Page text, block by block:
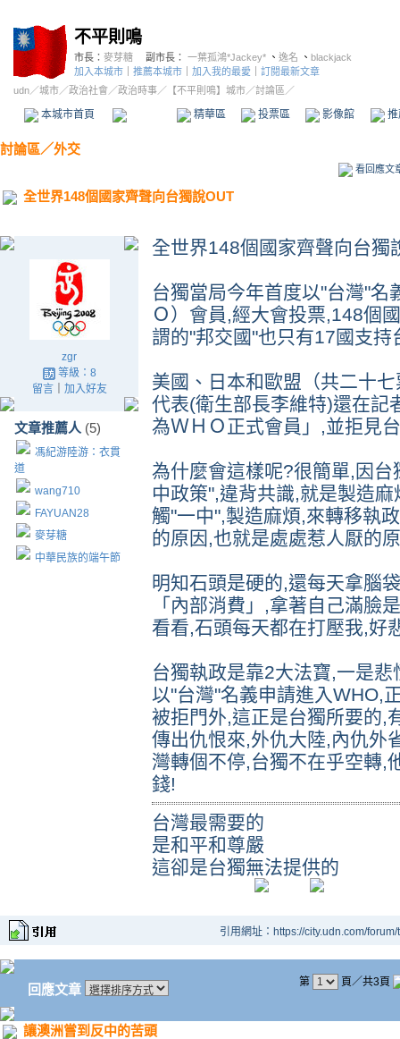
不平則鳴
市長： 麥芽糖 副市長： 一葉孤鴻*Jackey* 、 逸名 、 blackjack
加入本城市
推薦本城市 加入我的最愛
訂閱最新文章
udn／城市／政治社會 ／政治時事／ 【不平則鳴】城市／討論區／
本城市首頁 精華區 投票區 影像館
討論區／外交
看回應文
全世界148個國家齊聲向台獨說OUT
zgr
等級：8
留言｜ 加入好友
文章推薦人 (5)
馮紀游陸游：衣貫
道
wang710
FAYUAN28
麥芽糖
中華民族的端午節
全世界148個國家齊聲向台獨
台獨當局今年首度以"台灣"名
Ｏ）會員,經大會投票,148個
謂的"邦交國"也只有17國支持
美國、日本和歐盟（共二十
代表(衛生部長李維特)還在記
為ＷＨＯ正式會員」,並拒見
為什麼會這樣呢?很簡單,因
中政策",違背共識,就是製造
觸"一中",製造麻煩,來轉移執
的原因,也就是處處惹人厭的
明知石頭是硬的,還每天拿腦
「內部消費」,拿著自己滿臉
看看,石頭每天都在打壓我,好
台獨執政是靠2大法寶,一是
以"台灣"名義申請進入WHO,
被拒門外,這正是台獨所要的,
傳出仇恨來,外仇大陸,內仇外
灣轉個不停,台獨不在乎空轉,
錢!
台灣最需要的
是和平和尊嚴
這卻是台獨無法提供的
引用網址：https://city.udn.com/
回應文章 第 頁／共3頁
讓澳洲嘗到反中的苦頭